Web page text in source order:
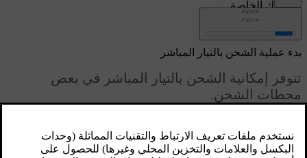
بسيارتك الخاصة.
تسجيل الدخول
بدء عملية الشحن بالتيار المباشر
تتوفر إمكانية الشحن بالتيار المباشر في بعض
محطات الشحن.
تتوفر في محطات الشحن بالتيار المباشر كابلات شحن متصلة
بشكل دائم. لذلك، لن تكون بحاجة لاستخدام الكابلات الخاصة